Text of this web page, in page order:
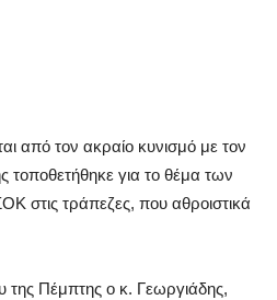
από τον ακραίο κυνισμό με τον
τοποθετήθηκε για το θέμα των
στις τράπεζες, που αθροιστικά
της Πέμπτης ο κ. Γεωργιάδης,